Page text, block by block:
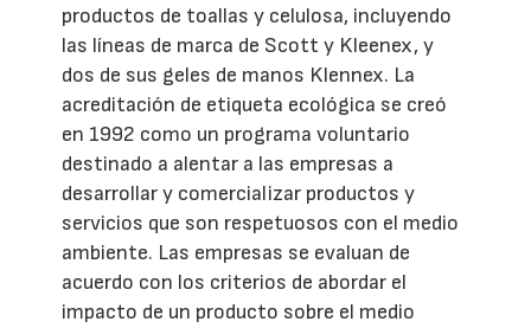
productos de toallas y celulosa, incluyendo
las líneas de marca de Scott y Kleenex, y
dos de sus geles de manos Klennex. La
acreditación de etiqueta ecológica se creó
en 1992 como un programa voluntario
destinado a alentar a las empresas a
desarrollar y comercializar productos y
servicios que son respetuosos con el medio
ambiente. Las empresas se evaluan de
acuerdo con los criterios de abordar el
impacto de un producto sobre el medio